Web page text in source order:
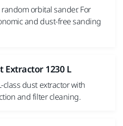
orbital sander. For
and dust-free sanding
Extractor 1230 L
class dust extractor with
and filter cleaning.